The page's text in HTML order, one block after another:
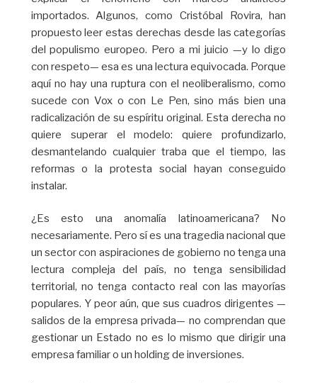
importados. Algunos, como Cristóbal Rovira, han
propuesto leer estas derechas desde las categorías
del populismo europeo. Pero a mi juicio —y lo digo
con respeto— esa es una lectura equivocada. Porque
aquí no hay una ruptura con el neoliberalismo, como
sucede con Vox o con Le Pen, sino más bien una
radicalización de su espíritu original. Esta derecha no
quiere superar el modelo: quiere profundizarlo,
desmantelando cualquier traba que el tiempo, las
reformas o la protesta social hayan conseguido
instalar.
¿Es esto una anomalía latinoamericana? No
necesariamente. Pero sí es una tragedia nacional que
un sector con aspiraciones de gobierno no tenga una
lectura compleja del país, no tenga sensibilidad
territorial, no tenga contacto real con las mayorías
populares. Y peor aún, que sus cuadros dirigentes —
salidos de la empresa privada— no comprendan que
gestionar un Estado no es lo mismo que dirigir una
empresa familiar o un holding de inversiones.